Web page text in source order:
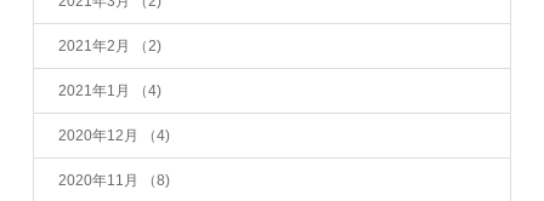
2021年2月 （2)
2021年1月 （4)
2020年12月 （4)
2020年11月 （8)